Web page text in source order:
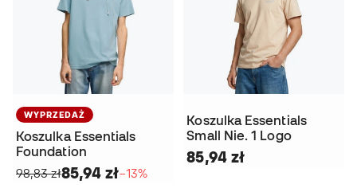
WYPRZEDAŻ
Koszulka Essentials
Foundation
98,83 zł85,94 zł−13%
Koszulka Essentials
Small Nie. 1 Logo
85,94 zł